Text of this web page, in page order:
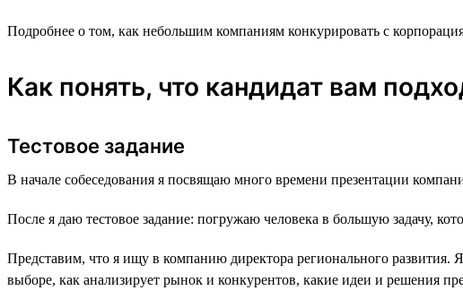
Подробнее о том, как небольшим компаниям конкурировать с
Как понять, что кандидат вам
Тестовое задание
В начале собеседования я посвящаю много времени презентации
После я даю тестовое задание: погружаю человека в большую задачу,
Представим, что я ищу в компанию директора регионального
выборе, как анализирует рынок и конкурентов, какие идеи и решения